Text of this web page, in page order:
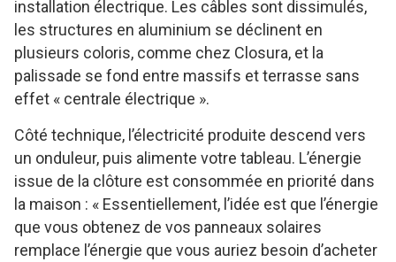
installation électrique. Les câbles sont dissimulés,
les structures en aluminium se déclinent en
plusieurs coloris, comme chez Closura, et la
palissade se fond entre massifs et terrasse sans
effet « centrale électrique ».
Côté technique, l’électricité produite descend vers
un onduleur, puis alimente votre tableau. L’énergie
issue de la clôture est consommée en priorité dans
la maison : « Essentiellement, l’idée est que l’énergie
que vous obtenez de vos panneaux solaires
remplace l’énergie que vous auriez besoin d’acheter